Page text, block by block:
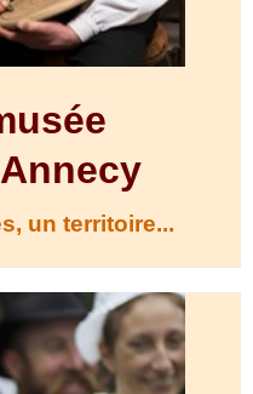
un territoire...